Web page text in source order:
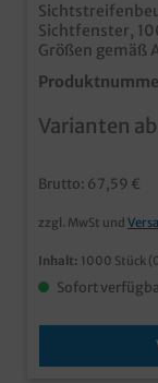
Sichtfenster,
Größen gemäß Auswahl praktische
mit mittlerem Sichtstreifen im
Neutraldesign ideal für den Einsatz in Bäckerei,
produzierbar,
Varianten ab
Brutto: 67,59 €
zzgl. MwSt und
Inhalt: 1000 Stück
Sofort